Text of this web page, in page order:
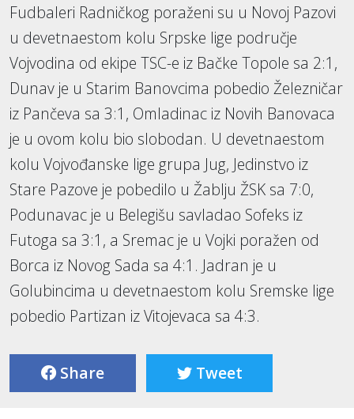
Fudbaleri Radničkog poraženi su u Novoj Pazovi
u devetnaestom kolu Srpske lige područje
Vojvodina od ekipe TSC-e iz Bačke Topole sa 2:1,
Dunav je u Starim Banovcima pobedio Železničar
iz Pančeva sa 3:1, Omladinac iz Novih Banovaca
je u ovom kolu bio slobodan. U devetnaestom
kolu Vojvođanske lige grupa Jug, Jedinstvo iz
Stare Pazove je pobedilo u Žablju ŽSK sa 7:0,
Podunavac je u Belegišu savladao Sofeks iz
Futoga sa 3:1, a Sremac je u Vojki poražen od
Borca iz Novog Sada sa 4:1. Jadran je u
Golubincima u devetnaestom kolu Sremske lige
pobedio Partizan iz Vitojevaca sa 4:3.
Share Tweet